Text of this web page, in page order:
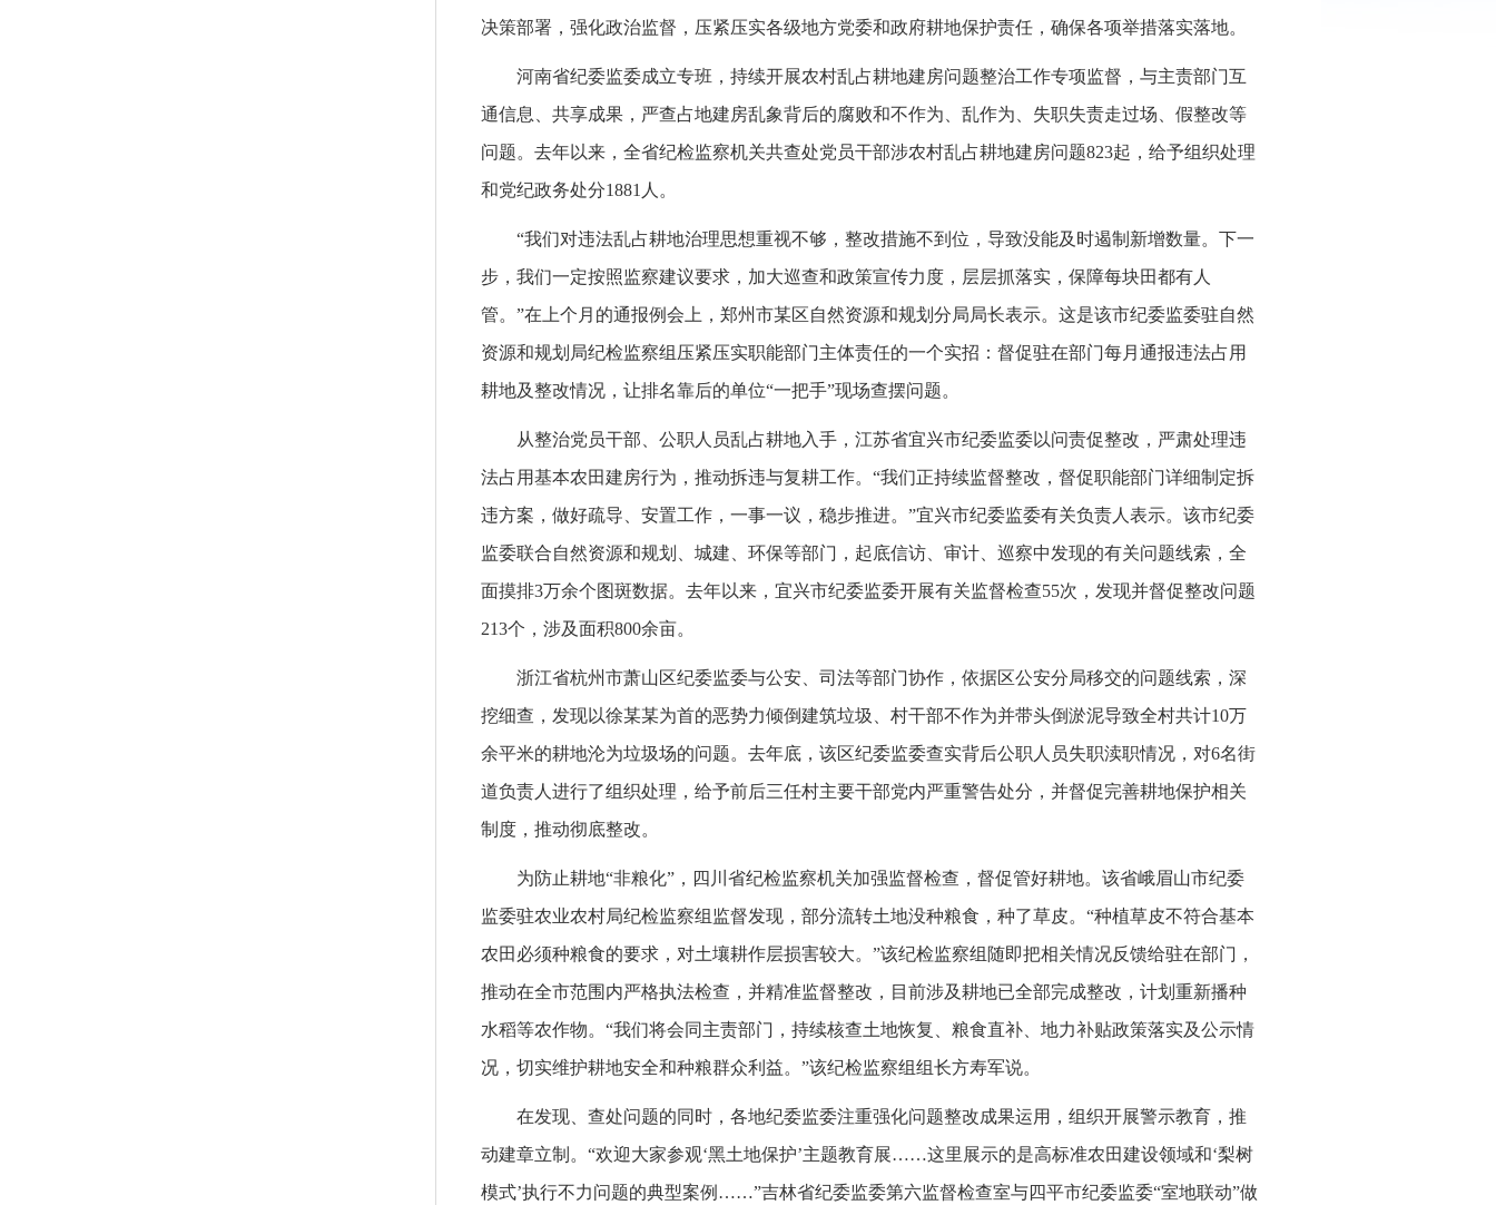
决策部署，强化政治监督，压紧压实各级地方党委和政府耕地保护责任，确保各项举措落实落地。
河南省纪委监委成立专班，持续开展农村乱占耕地建房问题整治工作专项监督，与主责部门互
通信息、共享成果，严查占地建房乱象背后的腐败和不作为、乱作为、失职失责走过场、假整改等
问题。去年以来，全省纪检监察机关共查处党员干部涉农村乱占耕地建房问题823起，给予组织处理
和党纪政务处分1881人。
“我们对违法乱占耕地治理思想重视不够，整改措施不到位，导致没能及时遏制新增数量。下一
步，我们一定按照监察建议要求，加大巡查和政策宣传力度，层层抓落实，保障每块田都有人
管。”在上个月的通报例会上，郑州市某区自然资源和规划分局局长表示。这是该市纪委监委驻自然
资源和规划局纪检监察组压紧压实职能部门主体责任的一个实招：督促驻在部门每月通报违法占用
耕地及整改情况，让排名靠后的单位“一把手”现场查摆问题。
从整治党员干部、公职人员乱占耕地入手，江苏省宜兴市纪委监委以问责促整改，严肃处理违
法占用基本农田建房行为，推动拆违与复耕工作。“我们正持续监督整改，督促职能部门详细制定拆
违方案，做好疏导、安置工作，一事一议，稳步推进。”宜兴市纪委监委有关负责人表示。该市纪委
监委联合自然资源和规划、城建、环保等部门，起底信访、审计、巡察中发现的有关问题线索，全
面摸排3万余个图斑数据。去年以来，宜兴市纪委监委开展有关监督检查55次，发现并督促整改问题
213个，涉及面积800余亩。
浙江省杭州市萧山区纪委监委与公安、司法等部门协作，依据区公安分局移交的问题线索，深
挖细查，发现以徐某某为首的恶势力倾倒建筑垃圾、村干部不作为并带头倒淤泥导致全村共计10万
余平米的耕地沦为垃圾场的问题。去年底，该区纪委监委查实背后公职人员失职渎职情况，对6名街
道负责人进行了组织处理，给予前后三任村主要干部党内严重警告处分，并督促完善耕地保护相关
制度，推动彻底整改。
为防止耕地“非粮化”，四川省纪检监察机关加强监督检查，督促管好耕地。该省峨眉山市纪委
监委驻农业农村局纪检监察组监督发现，部分流转土地没种粮食，种了草皮。“种植草皮不符合基本
农田必须种粮食的要求，对土壤耕作层损害较大。”该纪检监察组随即把相关情况反馈给驻在部门，
推动在全市范围内严格执法检查，并精准监督整改，目前涉及耕地已全部完成整改，计划重新播种
水稻等农作物。“我们将会同主责部门，持续核查土地恢复、粮食直补、地力补贴政策落实及公示情
况，切实维护耕地安全和种粮群众利益。”该纪检监察组组长方寿军说。
在发现、查处问题的同时，各地纪委监委注重强化问题整改成果运用，组织开展警示教育，推
动建章立制。“欢迎大家参观‘黑土地保护’主题教育展……这里展示的是高标准农田建设领域和‘梨树
模式’执行不力问题的典型案例……”吉林省纪委监委第六监督检查室与四平市纪委监委“室地联动”做